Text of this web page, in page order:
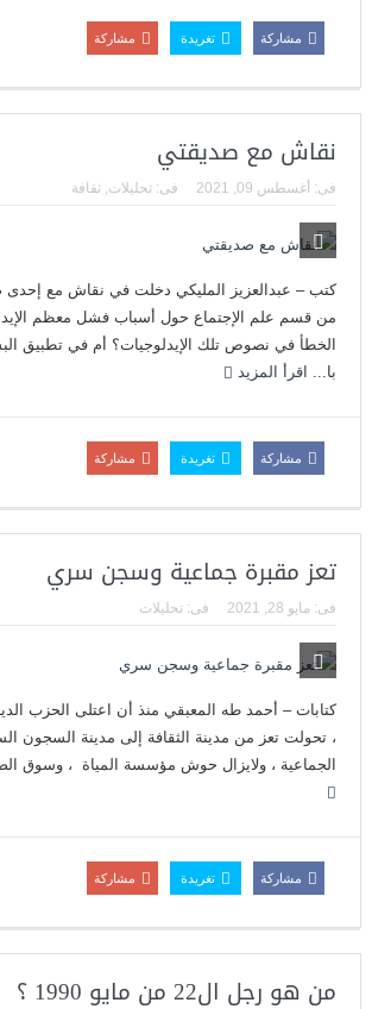
مشاركة تغريدة مشاركة
نقاش مع صديقتي
فى: أغسطس 09, 2021 فى: تحليلات ثقافة
كتب – عبدالعزيز المليكي دخلت في نقاش مع إحدى
من قسم علم الإجتماع حول أسباب فشل معظم
الخطأ في نصوص تلك الإيدلوجيات؟ أم في تطبيق
با... اقرأ المزيد
مشاركة تغريدة مشاركة
تعز مقبرة جماعية وسجن سري
فى: مايو 28, 2021 فى: تحليلات
كتابات – أحمد طه المعبقي منذ أن اعتلى الحزب
، تحولت تعز من مدينة الثقافة إلى مدينة السجون
الجماعية ، ولايزال حوش مؤسسة المياة ، وسوق
مشاركة تغريدة مشاركة
من هو رجل ال22 من مايو 1990 ؟